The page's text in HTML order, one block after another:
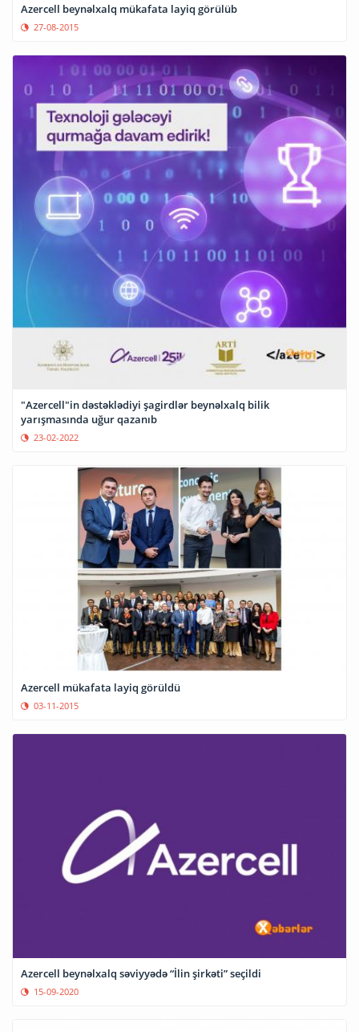
Azercell beynəlxalq mükafata layiq görülüb
27-08-2015
"Azercell"in dəstəklədiyi şagirdlər beynəlxalq bilik
yarışmasında uğur qazanıb
23-02-2022
Azercell mükafata layiq görüldü
03-11-2015
Azercell beynəlxalq səviyyədə “İlin şirkəti” seçildi
15-09-2020